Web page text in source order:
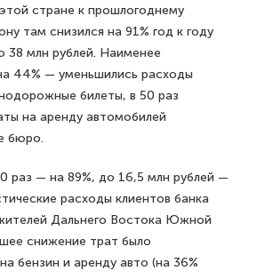
стране к прошлогоднему
там снизился на 91% год к году
38 млн рублей. Наименее
44% — уменьшились расходы
билеты, в 50 раз
на аренду автомобилей
бюро.
раз — на 89%, до 16,5 млн рублей —
расходы клиентов банка
Дальнего Востока Южной
снижение трат было
бензин и аренду авто (на 36%